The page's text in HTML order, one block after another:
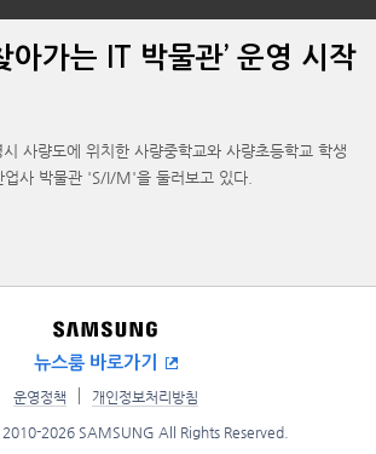
아가는 IT 박물관’ 운영 시작
사량도에 위치한 사량중학교와 사량초등학교 학생
업사 박물관 'S/I/M'을 둘러보고 있다.
뉴스룸 바로가기
운영정책 개인정보처리방침
2026 SAMSUNG All Rights Reserved.